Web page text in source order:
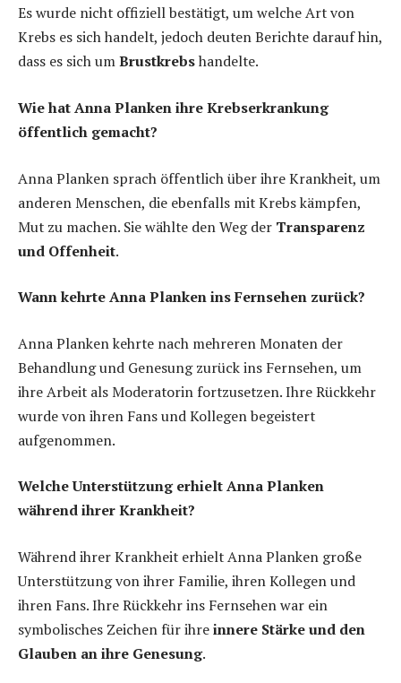
Es wurde nicht offiziell bestätigt, um welche Art von
Krebs es sich handelt, jedoch deuten Berichte darauf hin,
dass es sich umBrustkrebshandelte.
Wie hat Anna Planken ihre Krebserkrankung
öffentlich gemacht?
Anna Planken sprach öffentlich über ihre Krankheit, um
anderen Menschen, die ebenfalls mit Krebs kämpfen,
Mut zu machen. Sie wählte den Weg der Transparenz
und Offenheit.
Wann kehrte Anna Planken ins Fernsehen zurück?
Anna Planken kehrte nach mehreren Monaten der
Behandlung und Genesung zurück ins Fernsehen, um
ihre Arbeit als Moderatorin fortzusetzen. Ihre Rückkehr
wurde von ihren Fans und Kollegen begeistert
aufgenommen.
Welche Unterstützung erhielt Anna Planken
während ihrer Krankheit?
Während ihrer Krankheit erhielt Anna Planken große
Unterstützung von ihrer Familie, ihren Kollegen und
ihren Fans. Ihre Rückkehr ins Fernsehen war ein
symbolisches Zeichen für ihreinnere Stärke und den
Glauben an ihre Genesung.